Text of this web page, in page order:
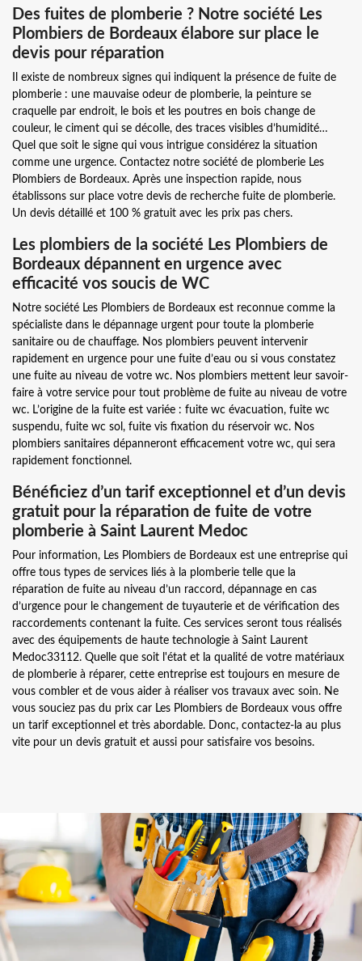
Des fuites de plomberie ? Notre société Les
Plombiers de Bordeaux élabore sur place le
devis pour réparation
Il existe de nombreux signes qui indiquent la présence de fuite de
plomberie : une mauvaise odeur de plomberie, la peinture se
craquelle par endroit, le bois et les poutres en bois change de
couleur, le ciment qui se décolle, des traces visibles d’humidité…
Quel que soit le signe qui vous intrigue considérez la situation
comme une urgence. Contactez notre société de plomberie Les
Plombiers de Bordeaux. Après une inspection rapide, nous
établissons sur place votre devis de recherche fuite de plomberie.
Un devis détaillé et 100 % gratuit avec les prix pas chers.
Les plombiers de la société Les Plombiers de
Bordeaux dépannent en urgence avec
efficacité vos soucis de WC
Notre société Les Plombiers de Bordeaux est reconnue comme la
spécialiste dans le dépannage urgent pour toute la plomberie
sanitaire ou de chauffage. Nos plombiers peuvent intervenir
rapidement en urgence pour une fuite d’eau ou si vous constatez
une fuite au niveau de votre wc. Nos plombiers mettent leur savoir-
faire à votre service pour tout problème de fuite au niveau de votre
wc. L’origine de la fuite est variée : fuite wc évacuation, fuite wc
suspendu, fuite wc sol, fuite vis fixation du réservoir wc. Nos
plombiers sanitaires dépanneront efficacement votre wc, qui sera
rapidement fonctionnel.
Bénéficiez d’un tarif exceptionnel et d’un devis
gratuit pour la réparation de fuite de votre
plomberie à Saint Laurent Medoc
Pour information, Les Plombiers de Bordeaux est une entreprise qui
offre tous types de services liés à la plomberie telle que la
réparation de fuite au niveau d’un raccord, dépannage en cas
d’urgence pour le changement de tuyauterie et de vérification des
raccordements contenant la fuite. Ces services seront tous réalisés
avec des équipements de haute technologie à Saint Laurent
Medoc33112. Quelle que soit l'état et la qualité de votre matériaux
de plomberie à réparer, cette entreprise est toujours en mesure de
vous combler et de vous aider à réaliser vos travaux avec soin. Ne
vous souciez pas du prix car Les Plombiers de Bordeaux vous offre
un tarif exceptionnel et très abordable. Donc, contactez-la au plus
vite pour un devis gratuit et aussi pour satisfaire vos besoins.